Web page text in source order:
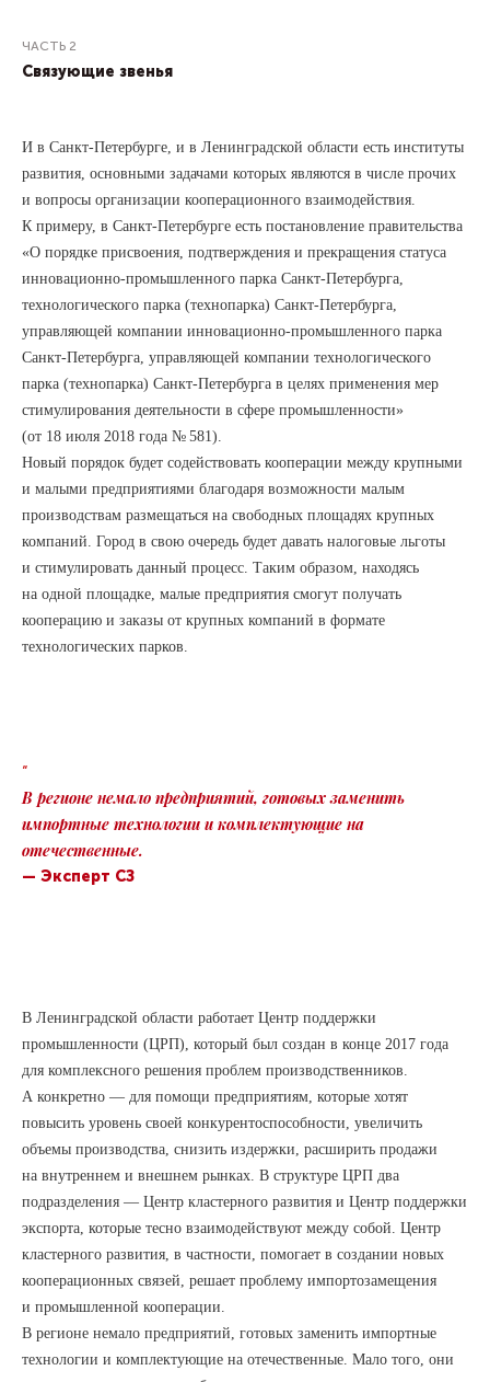
ЧАСТЬ 2
Связующие звенья
И в Санкт-Петербурге, и в Ленинградской области есть институты
развития, основными задачами которых являются в числе прочих
и вопросы организации кооперационного взаимодействия.
К примеру, в Санкт-Петербурге есть постановление правительства
«О порядке присвоения, подтверждения и прекращения статуса
инновационно-промышленного парка Санкт-Петербурга,
технологического парка (технопарка) Санкт-Петербурга,
управляющей компании инновационно-промышленного парка
Санкт-Петербурга, управляющей компании технологического
парка (технопарка) Санкт-Петербурга в целях применения мер
стимулирования деятельности в сфере промышленности»
(от 18 июля 2018 года № 581).
Новый порядок будет содействовать кооперации между крупными
и малыми предприятиями благодаря возможности малым
производствам размещаться на свободных площадях крупных
компаний. Город в свою очередь будет давать налоговые льготы
и стимулировать данный процесс. Таким образом, находясь
на одной площадке, малые предприятия смогут получать
кооперацию и заказы от крупных компаний в формате
технологических парков.
“
В регионе немало предприятий, готовых заменить
импортные технологии и комплектующие на
отечественные.
— Эксперт СЗ
В Ленинградской области работает Центр поддержки
промышленности (ЦРП), который был создан в конце 2017 года
для комплексного решения проблем производственников.
А конкретно — для помощи предприятиям, которые хотят
повысить уровень своей конкурентоспособности, увеличить
объемы производства, снизить издержки, расширить продажи
на внутреннем и внешнем рынках. В структуре ЦРП два
подразделения — Центр кластерного развития и Центр поддержки
экспорта, которые тесно взаимодействуют между собой. Центр
кластерного развития, в частности, помогает в создании новых
кооперационных связей, решает проблему импортозамещения
и промышленной кооперации.
В регионе немало предприятий, готовых заменить импортные
технологии и комплектующие на отечественные. Мало того, они